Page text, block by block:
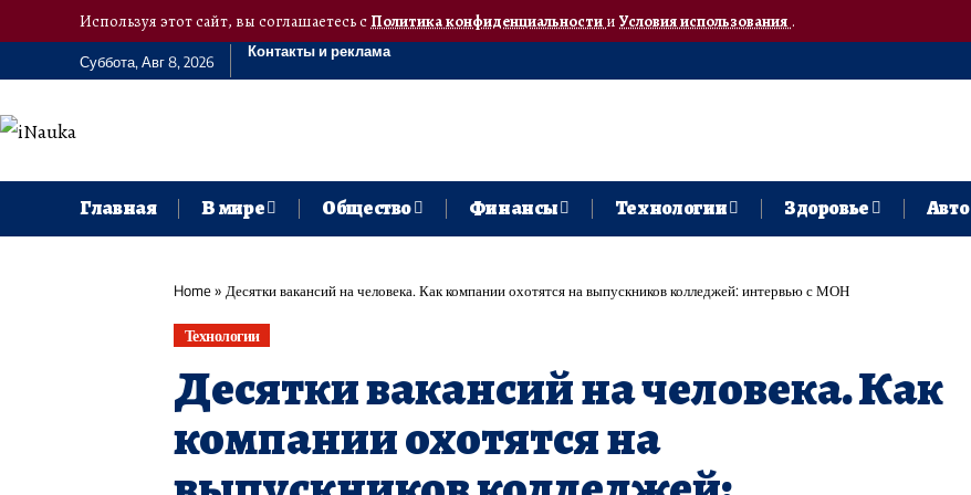
Используя этот сайт, вы соглашаетесь сПолитика конфиденциальностии Условия использования.
Суббота, Авг 8, 2026
Контакты и реклама
Главная В мире Общество Финансы Технологии Здоровье Авто
Home» Десятки вакансий на человека. Как компании охотятся на выпускников колледжей: интервью с МОН
Технологии
Десятки вакансий на человека. Как
компании охотятся на